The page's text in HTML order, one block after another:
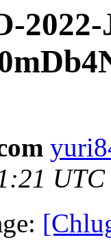
2022-
UTC